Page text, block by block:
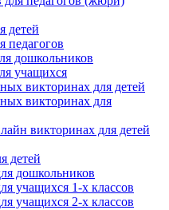
детей
педагогов
дошкольников
учащихся
викторинах для детей
викторинах для
викторинах для детей
детей
дошкольников
учащихся 1-х классов
учащихся 2-х классов